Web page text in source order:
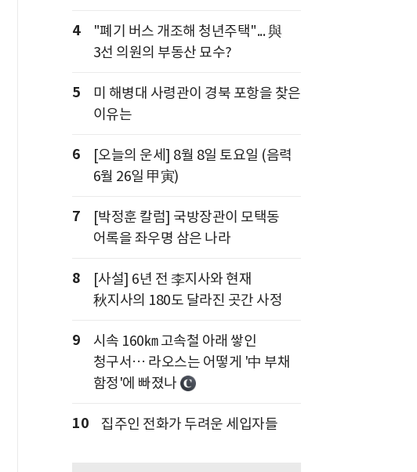
4
"폐기 버스 개조해 청년주택"... 與
3선 의원의 부동산 묘수?
5
미 해병대 사령관이 경북 포항을 찾은
이유는
6
[오늘의 운세] 8월 8일 토요일 (음력
6월 26일 甲寅)
7
[박정훈 칼럼] 국방장관이 모택동
어록을 좌우명 삼은 나라
8
[사설] 6년 전 李지사와 현재
秋지사의 180도 달라진 곳간 사정
9
시속 160㎞ 고속철 아래 쌓인
청구서… 라오스는 어떻게 '中 부채
함정'에 빠졌나
10 집주인 전화가 두려운 세입자들